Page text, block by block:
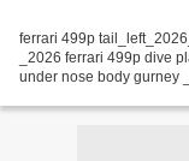
ferrari 499p
_2026 ferrari 499p dive
under nose body gurney